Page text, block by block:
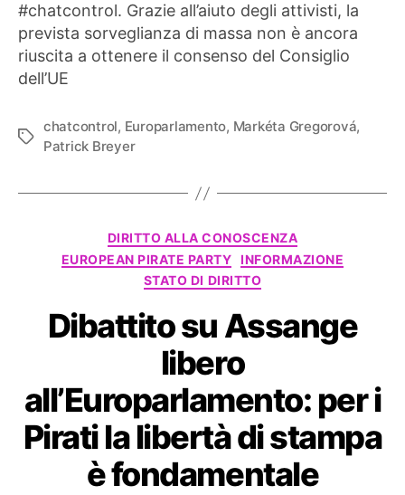
#chatcontrol. Grazie all’aiuto degli attivisti, la
prevista sorveglianza di massa non è ancora
riuscita a ottenere il consenso del Consiglio
dell’UE
Tag
chatcontrol, Europarlamento, Markéta Gregorová,
Patrick Breyer
Categorie
DIRITTO ALLA CONOSCENZA
EUROPEAN PIRATE PARTY
INFORMAZIONE
STATO DI DIRITTO
Dibattito su Assange
libero
all’Europarlamento: per i
Pirati la libertà di stampa
è fondamentale